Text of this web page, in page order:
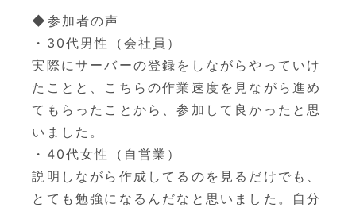
◆参加者の声
・30代男性（会社員）
実際にサーバーの登録をしながらやっていけ
たことと、こちらの作業速度を見ながら進め
てもらったことから、参加して良かったと思
いました。
・40代女性（自営業）
説明しながら作成してるのを見るだけでも、
とても勉強になるんだなと思いました。自分